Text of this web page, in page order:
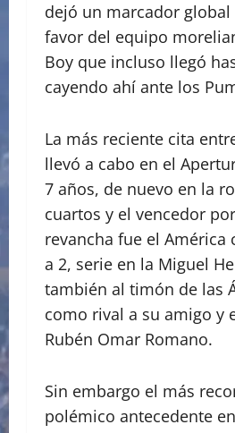
dejó un marcador
favor del equipo
Boy que incluso llegó
cayendo ahí ante los
La más reciente cita
llevó a cabo en el
7 años, de nuevo en la
cuartos y el vencedor
revancha fue el América
a 2, serie en la Miguel
también al timón de las
como rival a su amigo y
Rubén Omar Romano.
Sin embargo el más
polémico antecedente